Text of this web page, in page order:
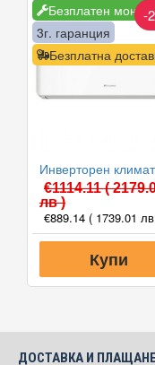
Безплатен
Безплатна
3г. гаранция
-
€1114.11(
лв )
€889.14 ( 1739.01
Купи
ДОСТАВКА И ПЛАЩАНЕ